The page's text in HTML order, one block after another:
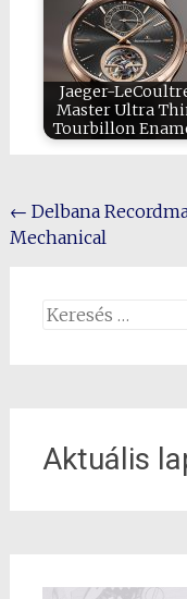
Jaeger-
Master Ultra
Tourbillon
Post
navigation
← Delbana
Mechanical
Search
Aktuális